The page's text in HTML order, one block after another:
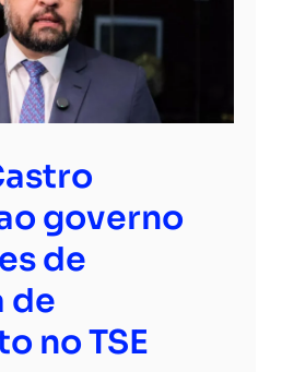
governo
de
de
no TSE